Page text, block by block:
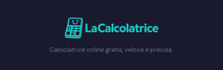
Calcolatrice online gratis, veloce e precisa.